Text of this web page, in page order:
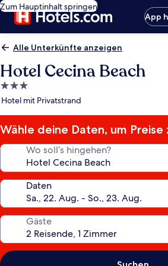
Zum Hauptinhalt springen
App
Alle Unterkünfte anzeigen
Hotel Cecina Beach
3.0-
Sterne-
Hotel mit Privatstrand
Wähle deine Daten, um Preise
Wo soll’s hingehen?
Daten
Gäste